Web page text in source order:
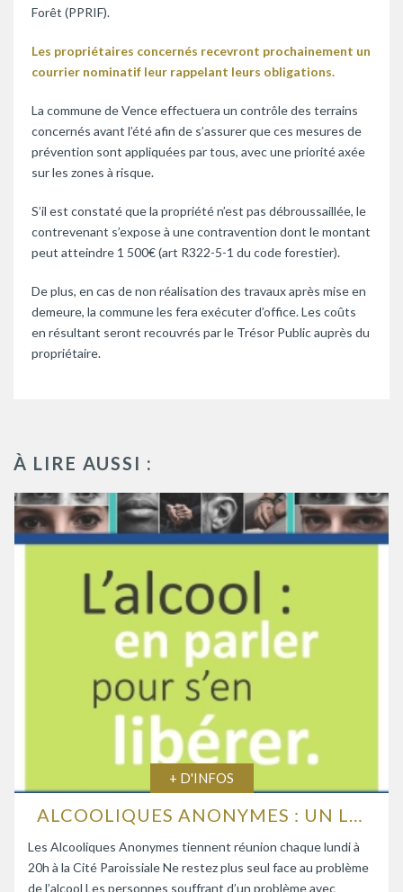
Forêt (PPRIF).
Les propriétaires concernés recevront prochainement un
courrier nominatif leur rappelant leurs obligations.
La commune de Vence effectuera un contrôle des terrains
concernés avant l’été afin de s’assurer que ces mesures de
prévention sont appliquées par tous, avec une priorité axée
sur les zones à risque.
S’il est constaté que la propriété n’est pas débroussaillée, le
contrevenant s’expose à une contravention dont le montant
peut atteindre 1 500€ (art R322-5-1 du code forestier).
De plus, en cas de non réalisation des travaux après mise en
demeure, la commune les fera exécuter d’office. Les coûts
en résultant seront recouvrés par le Trésor Public auprès du
propriétaire.
À LIRE AUSSI :
+ D'INFOS
ALCOOLIQUES ANONYMES : UN LIEU D’ÉCOUTE ET D’ENTRAIDE
Les Alcooliques Anonymes tiennent réunion chaque lundi à
20h à la Cité Paroissiale Ne restez plus seul face au problème
de l’alcool Les personnes souffrant d’un problème avec